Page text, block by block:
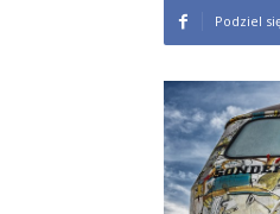
Podziel